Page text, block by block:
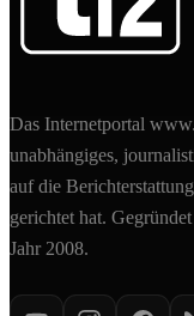
Das Internetportal
unabhängiges,
auf die
gerichtet hat.
Jahr 2008.